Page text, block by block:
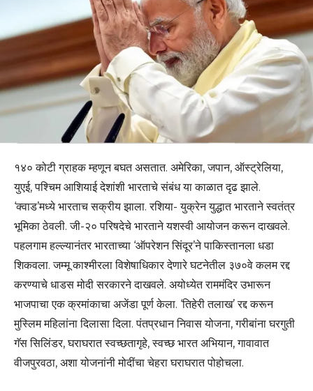
१४० कोटी ग्राहक म्हणून बघत असतात. अमेरिका, जपान, ऑस्ट्रेलिया,
युएई, पश्चिम आशियाई देशांशी भारताचे संबंध या काळात दृढ झाले.
‘क्वाड’मध्ये भारताच सक्रीय झाला. रशिया- युक्रेन युद्धात भारताने स्वतंत्र
भूमिका ठेवली. जी-२० परिषदेचे भारताने यशस्वी आयोजन करून दाखवले.
पहलगाम हल्ल्यानंतर भारताच्या ‘ऑपरेशन सिंदूर’ने पाकिस्तानला धडा
शिकवला. जम्मू काश्मीरला विशेषाधिकार देणारे घटनेतील ३७०वे कलम रद्द
करण्याचे धाडस मोदी सरकारने दाखवले. अयोध्येत राममंदिर उभारून
भाजपाचा एक क्रमांकाचा अजेंडा पूर्ण केला. ‘तिहेरी तलाख’ रद्द करून
मुस्लिम महिलांना दिलासा दिला. पंतप्रधान निवास योजना, गरीबांना घरगुती
गॅस सिलिंडर, घराघरात स्वच्छतागृहे, स्वच्छ भारत अभियान, गावावात
वीजपुरवठा, अशा योजनांनी मोदींचा चेहरा घराघरात पोहोचला.